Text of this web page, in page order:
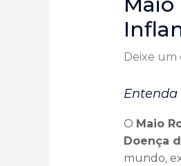
Deixe
O Maio
Doença
mundo,